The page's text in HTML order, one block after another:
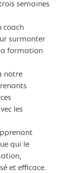
semaines
coach
surmonter
formation
notre
les
qui le
et efficace.